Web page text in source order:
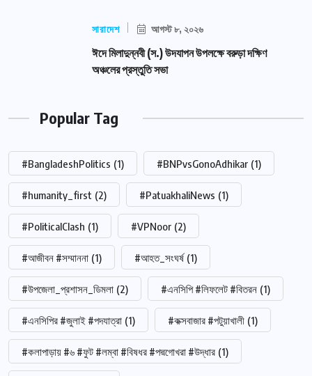
সারাদেশ আগস্ট ৮, ২০২৬
ঈদে মিলাদুন্নবী (স.) উদযাপন উপলক্ষে বরুড়া দক্ষিণ
অঞ্চলের প্রস্তুতি সভা
Popular Tag
#BangladeshPolitics (1) #BNPvsGonoAdhikar (1)
#humanity_first (2) #PatuakhaliNews (1)
#PoliticalClash (1) #VPNoor (2)
#আজীবন #সম্মাননা (1) #আহত_সংঘর্ষ (1)
#উপজেলা_প্রশাসন_ডিমলা (2) #এনসিপি #লিফলেট #বিতরন (1)
#এনসিপির #জুলাই #পদযাত্রা (1) #কক্সবাজার #পটুয়াখালী (1)
#কলাপাড়ায় #৬ #ফুট #লম্বা #বিষধর #পদ্মগোখরা #উদ্ধার (1)